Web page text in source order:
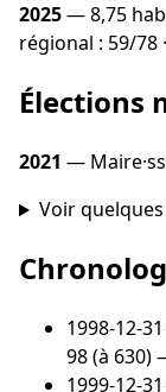
2025— 8,75
régional : 59/78
Élections
2021 —
Voir
1998-12-31
98 (à 630)
1999-12-31